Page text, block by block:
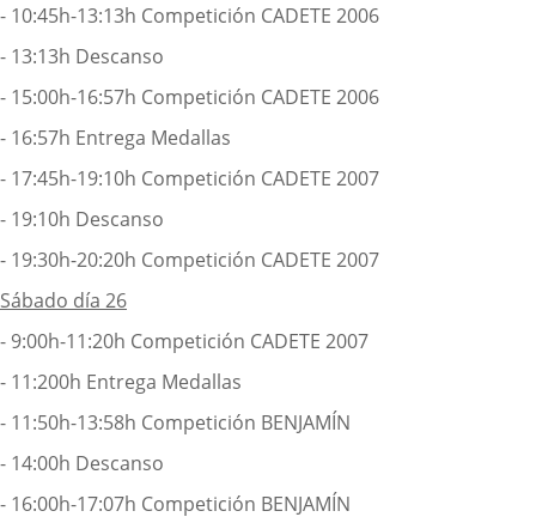
- 10:45h-13:13h Competición CADETE 2006
- 13:13h Descanso
- 15:00h-16:57h Competición CADETE 2006
- 16:57h Entrega Medallas
- 17:45h-19:10h Competición CADETE 2007
- 19:10h Descanso
- 19:30h-20:20h Competición CADETE 2007
Sábado día 26
- 9:00h-11:20h Competición CADETE 2007
- 11:200h Entrega Medallas
- 11:50h-13:58h Competición BENJAMÍN
- 14:00h Descanso
- 16:00h-17:07h Competición BENJAMÍN